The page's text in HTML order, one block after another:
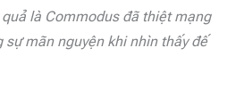
là Commodus đã thiệt mạng
mãn nguyện khi nhìn thấy đế